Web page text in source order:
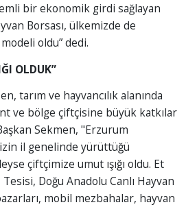
bir ekonomik girdi sağlayan
Borsası, ülkemizde de
oldu” dedi.
OLDUK”
tarım ve hayvancılık alanında
ve bölge çiftçisine büyük katkılar
Sekmen, "Erzurum
il genelinde yürüttüğü
çiftçimize umut ışığı oldu. Et
Doğu Anadolu Canlı Hayvan
mobil mezbahalar, hayvan